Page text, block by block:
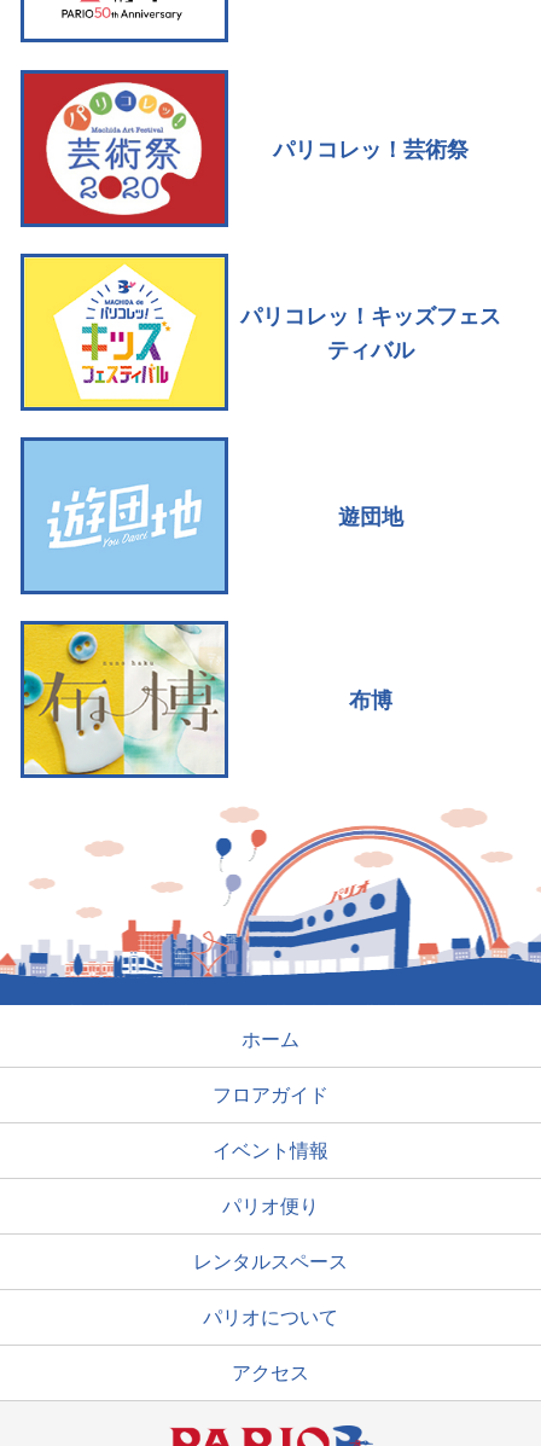
パリコレッ！芸術祭
パリコレッ！キッズフェス
ティバル
遊団地
布博
ホーム
フロアガイド
イベント情報
パリオ便り
レンタルスペース
パリオについて
アクセス